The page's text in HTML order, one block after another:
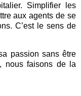
Simplifier les
aux agents de se
C’est le sens de
passion sans être
nous faisons de la